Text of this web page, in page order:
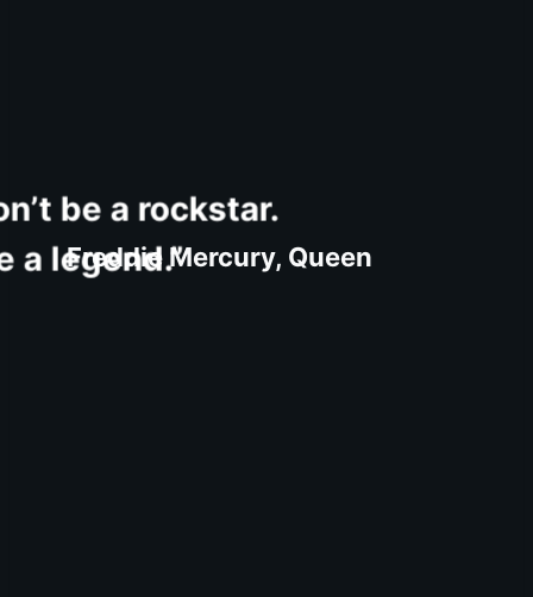
be a rockstar.
a legend.”
Freddie Mercury, Queen